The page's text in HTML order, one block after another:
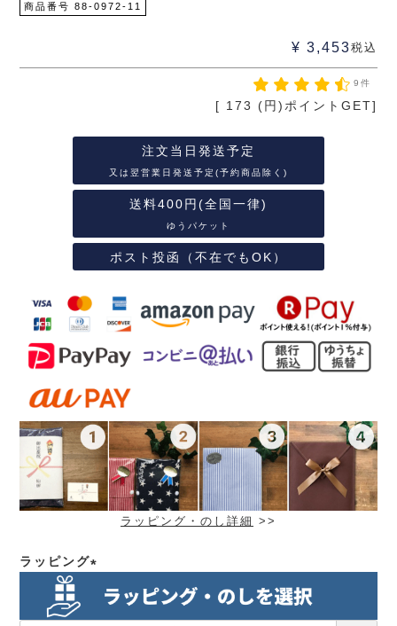
商品番号 88-0972-11
¥ 3,453税込
9件
[ 173 (円)ポイントGET]
注文当日発送予定
又は翌営業日発送予定(予約商品除く)
送料400円(全国一律)
ゆうパケット
ポスト投函（不在でもOK）
ラッピング・のし詳細 >>
ラッピング
(必
須)